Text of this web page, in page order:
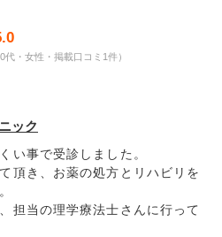
・女性・掲載口コミ1件）
ック
い事で受診しました。
頂き、お薬の処方とリハビリを
担当の理学療法士さんに行って